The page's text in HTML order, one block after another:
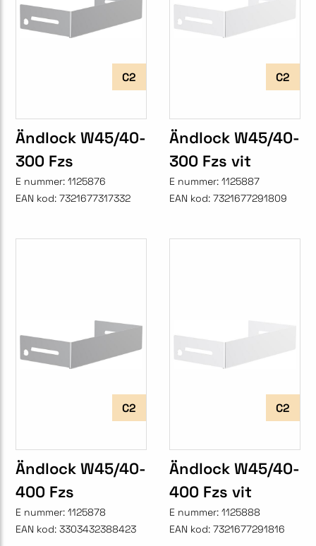
C2
Ändlock W45/40-
300 Fzs
E nummer: 1125876
EAN kod: 7321677317332
C2
Ändlock W45/40-
300 Fzs vit
E nummer: 1125887
EAN kod: 7321677291809
C2
Ändlock W45/40-
400 Fzs
E nummer: 1125878
EAN kod: 3303432388423
C2
Ändlock W45/40-
400 Fzs vit
E nummer: 1125888
EAN kod: 7321677291816